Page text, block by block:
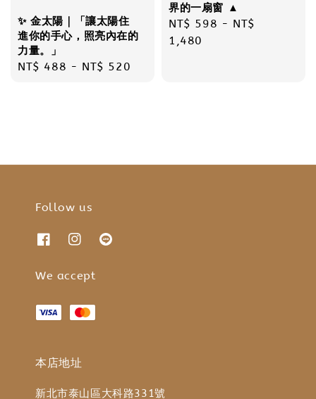
✨ 金太陽｜「讓太陽住
進你的手心，照亮內在的
力量。」
Regular
NT$ 488 - NT$ 520
界的一扇窗 ▲
Regular
price
NT$ 598 - NT$
1,480
Follow us
We accept
本店地址
新北市泰山區大科路331號